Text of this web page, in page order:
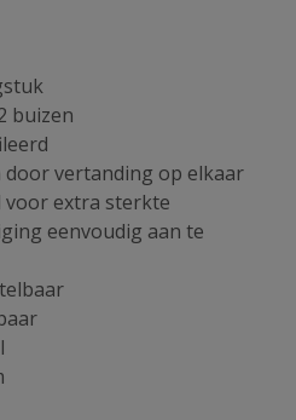
buizen
door vertanding op elkaar
extra sterkte
eenvoudig aan te